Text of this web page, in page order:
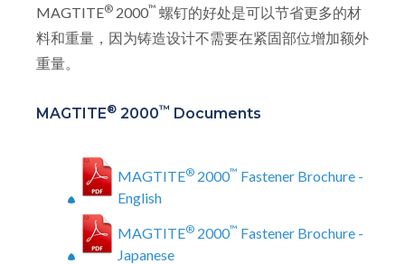
MAGTITE® 2000™ 螺钉的好处是可以节省更多的材
料和重量，因为铸造设计不需要在紧固部位增加额外
重量。
MAGTITE® 2000™ Documents
MAGTITE® 2000™ Fastener Brochure -
English
MAGTITE® 2000™ Fastener Brochure -
Japanese